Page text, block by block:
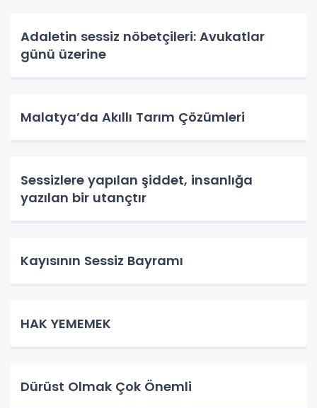
Adaletin sessiz nöbetçileri: Avukatlar
günü üzerine
Malatya’da Akıllı Tarım Çözümleri
Sessizlere yapılan şiddet, insanlığa
yazılan bir utançtır
Kayısının Sessiz Bayramı
HAK YEMEMEK
Dürüst Olmak Çok Önemli